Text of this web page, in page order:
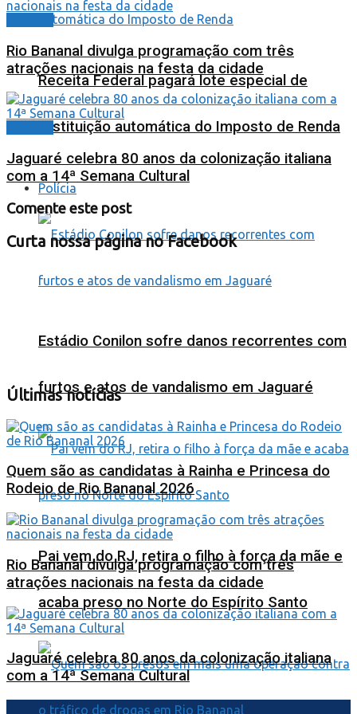
Receita Federal pagará lote especial de
restituição automática do Imposto de Renda
Polícia
Estádio Conilon sofre danos recorrentes com
furtos e atos de vandalismo em Jaguaré
Pai vem do RJ, retira o filho à força da mãe e
acaba preso no Norte do Espírito Santo
Rio Bananal divulga programação com três
atrações nacionais na festa da cidade
Jaguaré celebra 80 anos da colonização italiana
com a 14ª Semana Cultural
Comente este post
Curta nossa página no Facebook
Últimas notícias
Quem são as candidatas à Rainha e Princesa do
Rodeio de Rio Bananal 2026
Rio Bananal divulga programação com três
atrações nacionais na festa da cidade
Jaguaré celebra 80 anos da colonização italiana
com a 14ª Semana Cultural